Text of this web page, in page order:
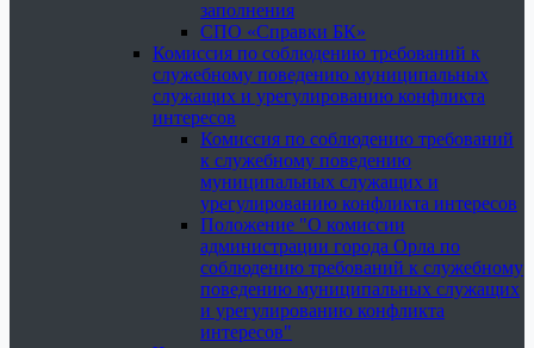
заполнения
СПО «Справки БК»
Комиссия по соблюдению требований к
служебному поведению муниципальных
служащих и урегулированию конфликта
интересов
Комиссия по соблюдению требований
к служебному поведению
муниципальных служащих и
урегулированию конфликта интересов
Положение "О комиссии
администрации города Орла по
соблюдению требований к служебному
поведению муниципальных служащих
и урегулированию конфликта
интересов"